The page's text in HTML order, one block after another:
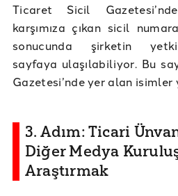
Ticaret Sicil
karşımıza çıkan sicil
sonucunda şirketin
sayfaya ulaşılabiliyor. Bu
Gazetesi’nde yer alan isimler
3. Adım: Ticari
Diğer Medya
Araştırmak